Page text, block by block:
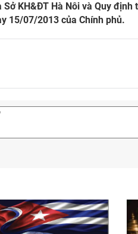
KH&ĐT Hà Nôi và Quy
15/07/2013 của Chính phủ.